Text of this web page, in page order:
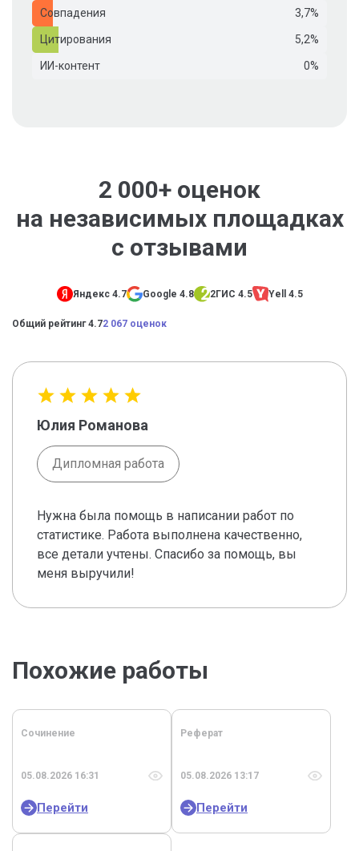
Совпадения 3,7%
Цитирования 5,2%
ИИ-контент 0%
2 000+ оценок
на независимых площадках
с отзывами
Яндекс 4.7 Google 4.8 2ГИС 4.5 Yell 4.5
Общий рейтинг 4.72 067 оценок
Юлия Романова
Дипломная работа
Нужна была помощь в написании работ по
статистике. Работа выполнена качественно,
все детали учтены. Спасибо за помощь, вы
меня выручили!
Похожие работы
Сочинение
05.08.2026 16:31
Перейти
Реферат
05.08.2026 13:17
Перейти